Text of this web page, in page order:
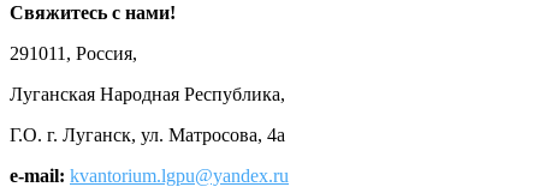
Свяжитесь с нами!
291011, Россия,
Луганская Народная Республика,
Г.О. г. Луганск, ул. Матросова, 4а
e-mail: kvantorium.lgpu@yandex.ru